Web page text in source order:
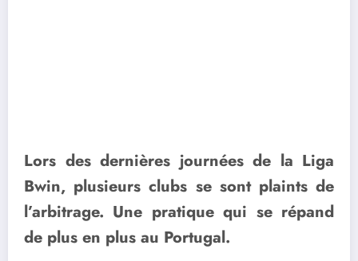
Lors des dernières journées de la Liga
Bwin, plusieurs clubs se sont plaints de
l’arbitrage. Une pratique qui se répand
de plus en plus au Portugal.